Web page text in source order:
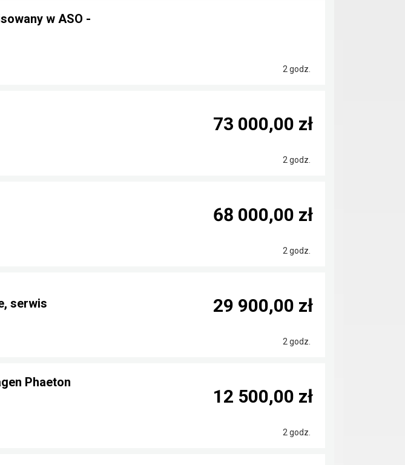
w ASO -
2 godz.
2 godz.
73 000,00 zł
2 godz.
68 000,00 zł
serwis
2 godz.
29 900,00 zł
Phaeton
2 godz.
12 500,00 zł